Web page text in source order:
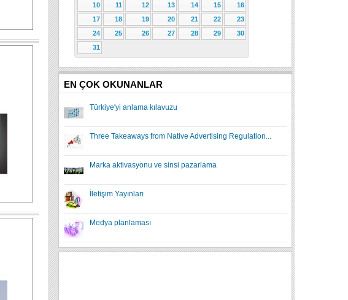
10
11 12 13 14 15
16
17
18 19 20 21 22
23
24
25 26 27 28 29
30
31
EN ÇOK OKUNANLAR
Türkiye'yi anlama kılavuzu
Three Takeaways from Native Advertising Regulation...
Marka aktivasyonu ve sinsi pazarlama
İletişim Yayınları
Medya planlaması